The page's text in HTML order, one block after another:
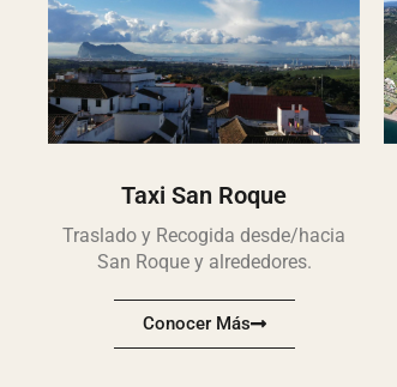
Taxi San Roque
Traslado y Recogida desde/hacia
San Roque y alrededores.
Conocer Más